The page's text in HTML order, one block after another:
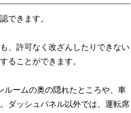
できます。
、許可なく改ざんしたりできない
ることができます。
ームの奥の隠れたところや、車
ダッシュパネル以外では、運転席